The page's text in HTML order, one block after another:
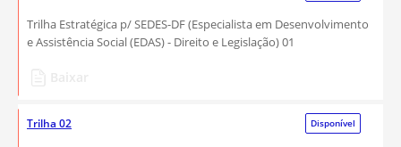
Trilha Estratégica p/ SEDES-DF (Especialista em Desenvolvimento
e Assistência Social (EDAS) - Direito e Legislação) 01
Trilha 02 Disponível